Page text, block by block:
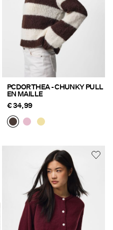
PCDORTHEA - CHUNKY PULL
EN MAILLE
€ 34,99